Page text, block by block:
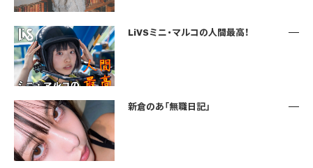
LiVSミニ・マルコの人間最高！
新倉のあ「無職日記」